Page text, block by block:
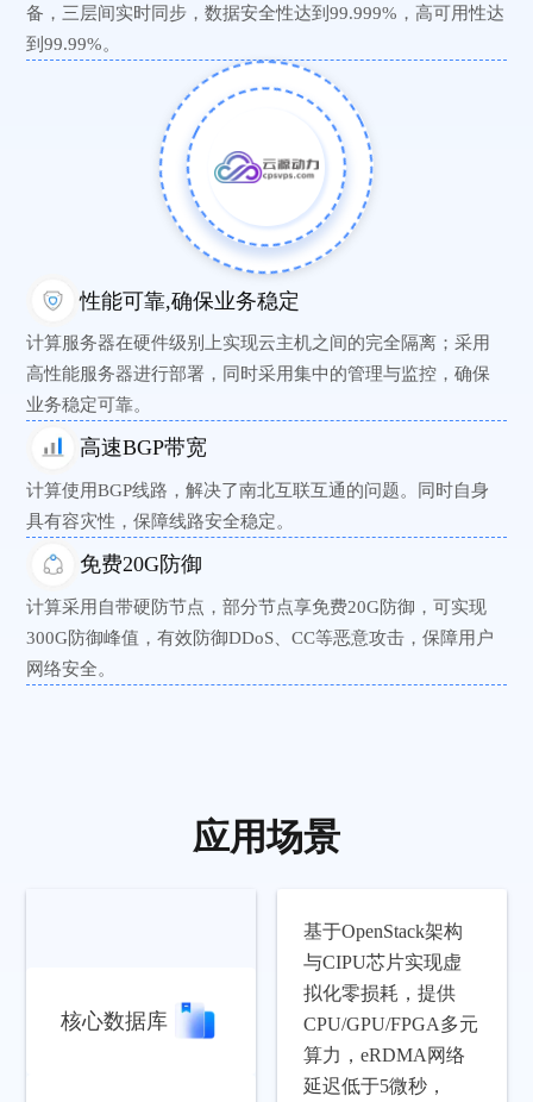
备，三层间实时同步，数据安全性达到99.999%，高可用性达
到99.99%。
性能可靠,确保业务稳定
计算服务器在硬件级别上实现云主机之间的完全隔离；采用
高性能服务器进行部署，同时采用集中的管理与监控，确保
业务稳定可靠。
高速BGP带宽
计算使用BGP线路，解决了南北互联互通的问题。同时自身
具有容灾性，保障线路安全稳定。
免费20G防御
计算采用自带硬防节点，部分节点享免费20G防御，可实现
300G防御峰值，有效防御DDoS、CC等恶意攻击，保障用户
网络安全。
应用场景
核心数据库
基于OpenStack架构
与CIPU芯片实现虚
拟化零损耗，提供
CPU/GPU/FPGA多元
算力，eRDMA网络
延迟低于5微秒，